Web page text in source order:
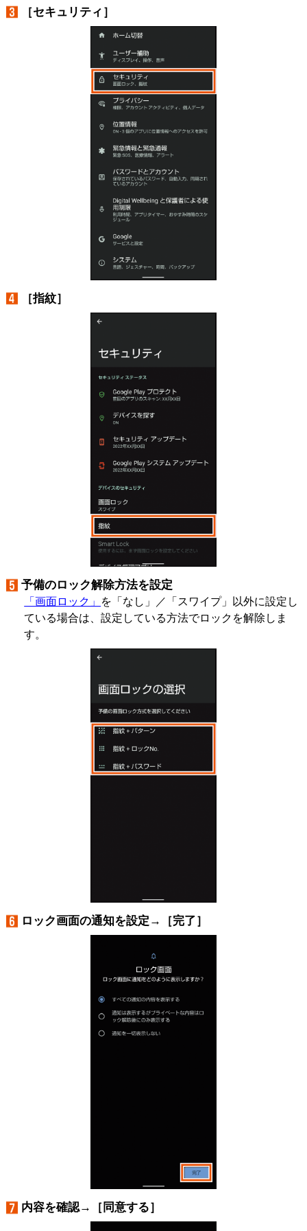
［セキュリティ］
［指紋］
予備のロック解除方法を設定
「画面ロック」 を「なし」／「スワイプ」以外に設定し
ている場合は、設定している方法でロックを解除しま
す。
ロック画面の通知を設定→［完了］
内容を確認→［同意する］